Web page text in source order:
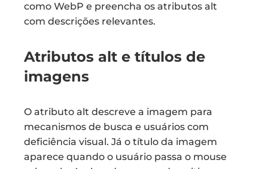
como WebP e preencha os atributos alt
com descrições relevantes.
Atributos alt e títulos de
imagens
O atributo alt descreve a imagem para
mecanismos de busca e usuários com
deficiência visual. Já o título da imagem
aparece quando o usuário passa o mouse